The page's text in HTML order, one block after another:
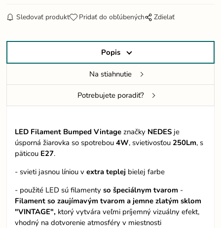
Sledovať produkt Pridať do obľúbených Zdielať
Popis
Na stiahnutie
Potrebujete poradiť?
LED Filament Bumped Vintage značky NEDES je
úsporná žiarovka so spotrebou 4W, svietivosťou 250Lm, s
päticou E27.
- svieti jasnou líniou vextra teplej bielej farbe
- použité LED sú filamentyso špeciálnym tvarom -
Filament so zaujímavým tvarom a jemne zlatým sklom
"VINTAGE", ktorý vytvára veľmi príjemný vizuálny efekt,
vhodný na dotvorenie atmosféry v miestnosti